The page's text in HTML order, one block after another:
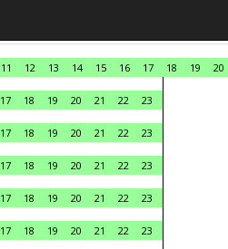
11 12 13 14 15 16 17 18 19 20
17 18 19 20 21 22
23
17 18 19 20 21 22
23
17 18 19 20 21 22
23
17 18 19 20 21 22
23
17 18 19 20 21 22
23